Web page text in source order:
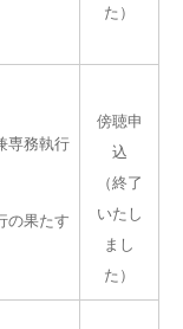
た）
専務執行
の果たす
傍聴申
込
（終了
いたし
まし
た）